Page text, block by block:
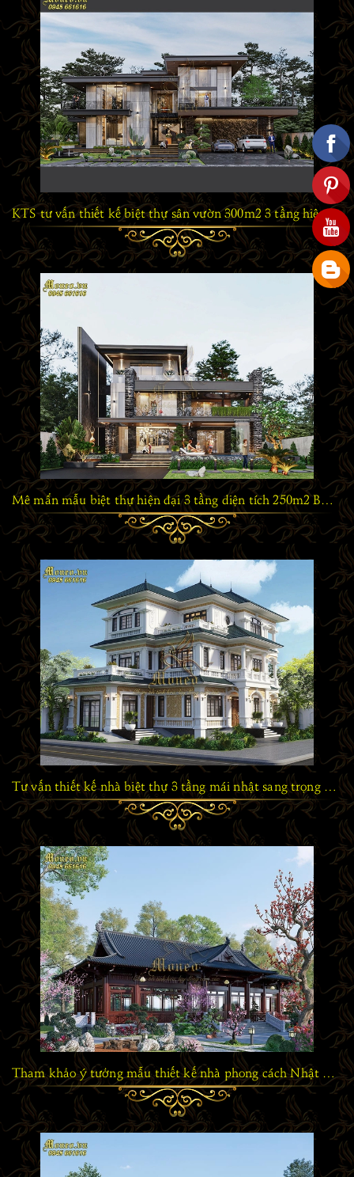
KTS tư vấn thiết kế biệt thự sân vườn 300m2 3 tầng hiện đại đẹp như mơ
Mê mẩn mẫu biệt thự hiện đại 3 tầng diện tích 250m2 BT1250423
Tư vấn thiết kế nhà biệt thự 3 tầng mái nhật sang trọng đẳng cấp tại Thái Bình
Tham khảo ý tưởng mẫu thiết kế nhà phong cách Nhật Bản truyền thống